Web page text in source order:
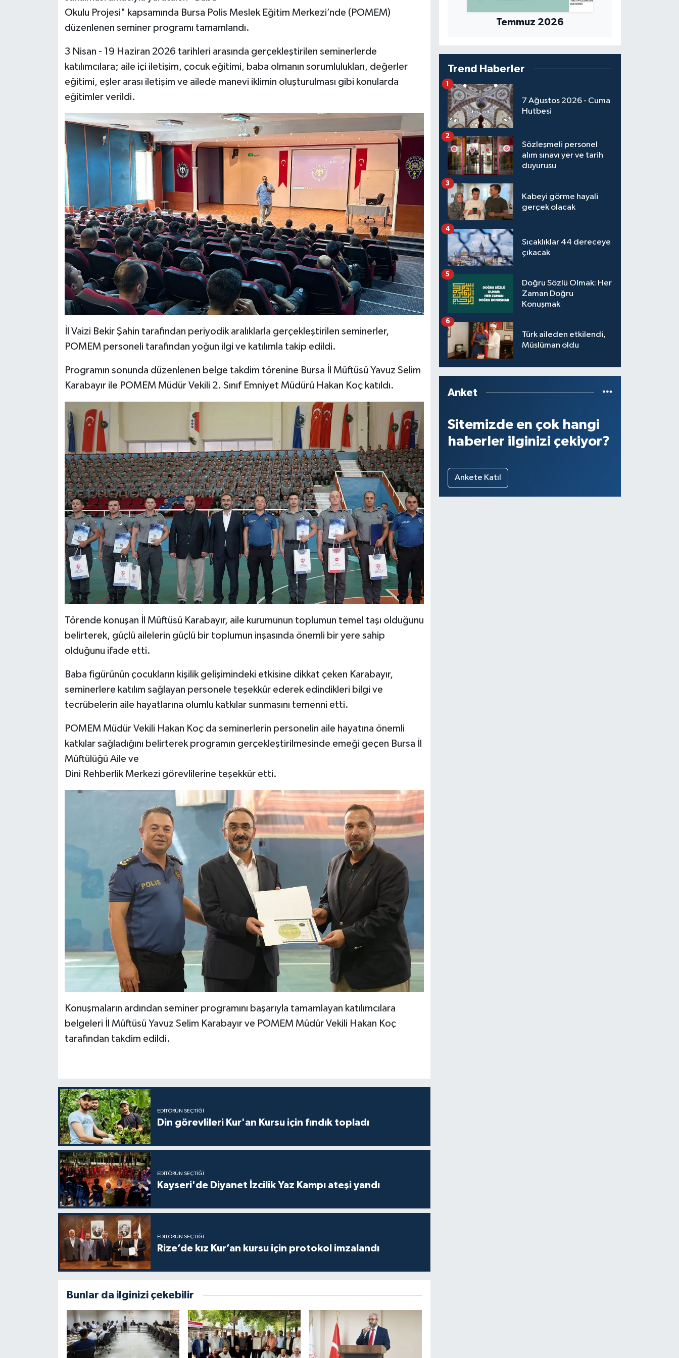
Okulu Projesi" kapsamında Bursa Polis Meslek Eğitim Merkezi’nde (POMEM)
düzenlenen seminer programı tamamlandı.
3 Nisan - 19 Haziran 2026 tarihleri arasında gerçekleştirilen seminerlerde
katılımcılara; aile içi iletişim, çocuk eğitimi, baba olmanın sorumlulukları, değerler
eğitimi, eşler arası iletişim ve ailede manevi iklimin oluşturulması gibi konularda
eğitimler verildi.
İl Vaizi Bekir Şahin tarafından periyodik aralıklarla gerçekleştirilen seminerler,
POMEM personeli tarafından yoğun ilgi ve katılımla takip edildi.
Programın sonunda düzenlenen belge takdim törenine Bursa İl Müftüsü Yavuz Selim
Karabayır ile POMEM Müdür Vekili 2. Sınıf Emniyet Müdürü Hakan Koç katıldı.
Törende konuşan İl Müftüsü Karabayır, aile kurumunun toplumun temel taşı olduğunu
belirterek, güçlü ailelerin güçlü bir toplumun inşasında önemli bir yere sahip
olduğunu ifade etti.
Baba figürünün çocukların kişilik gelişimindeki etkisine dikkat çeken Karabayır,
seminerlere katılım sağlayan personele teşekkür ederek edindikleri bilgi ve
tecrübelerin aile hayatlarına olumlu katkılar sunmasını temenni etti.
POMEM Müdür Vekili Hakan Koç da seminerlerin personelin aile hayatına önemli
katkılar sağladığını belirterek programın gerçekleştirilmesinde emeği geçen Bursa İl
Müftülüğü Aile ve
Dini Rehberlik Merkezi görevlilerine teşekkür etti.
Konuşmaların ardından seminer programını başarıyla tamamlayan katılımcılara
belgeleri İl Müftüsü Yavuz Selim Karabayır ve POMEM Müdür Vekili Hakan Koç
tarafından takdim edildi.
EDITÖRÜN SEÇTIĞI
Din görevlileri Kur'an Kursu için fındık topladı
EDITÖRÜN SEÇTIĞI
Kayseri'de Diyanet İzcilik Yaz Kampı ateşi yandı
EDITÖRÜN SEÇTIĞI
Rize’de kız Kur’an kursu için protokol imzalandı
Bunlar da ilginizi çekebilir
Temmuz 2026
Trend Haberler
7 Ağustos 2026 - Cuma
Hutbesi
1
Sözleşmeli personel
alım sınavı yer ve tarih
duyurusu
2
Kabeyi görme hayali
gerçek olacak
3
Sıcaklıklar 44 dereceye
çıkacak
4
Doğru Sözlü Olmak: Her
Zaman Doğru
Konuşmak
5
Türk aileden etkilendi,
Müslüman oldu
6
Anket
Sitemizde en çok hangi
haberler ilginizi çekiyor?
Ankete Katıl
Bitlis Müftülüğü
Bolu Müftülüğü
Bursa Müftülüğü
Çanakkale Müftülüğü
Çankırı Müftülüğü
Çorum Müftülüğü
Denizli Müftülüğü
Diyarbakır Müftülüğü
Düzce Müftülüğü
Edirne Müftülüğü
Elazığ Müftülüğü
Erzincan Müftülüğü
Eskişehir Müftülüğü
Gaziantep Müftülüğü
Giresun Müftülüğü
Gümüşhane Müftülüğü
Hakkari Müftülüğü
Hatay Müftülüğü
Iğdır Müftülüğü
Isparta Müftülüğü
İstanbul Müftülüğü
İzmir Müftülüğü
Kahramanmaraş Müftülüğü
Karaman Müftülüğü
Kastamonu Müftülüğü
Kayseri Müftülüğü
Kilis Müftülüğü
Kırklareli Müftülüğü
Kırşehir Müftülüğü
Kocaeli Müftülüğü
Kütahya Müftülüğü
Malatya Müftülüğü
Manisa Müftülüğü
Mardin Müftülüğü
Muş Müftülüğü
Nevşehir Müftülüğü
Niğde Müftülüğü
Ordu Müftülüğü
Osmaniye Müftülüğü
Rize Müftülüğü
Sakarya Müftülüğü
Siirt Müftülüğü
Sinop Müftülüğü
Makaleler
Duyurular
Bilim, Teknoloji
Biyografiler
Diyanet TV
İhtida Haberleri